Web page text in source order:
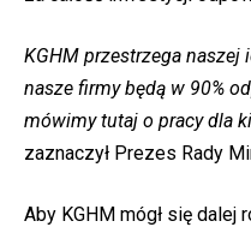
KGHM przestrzega naszej
nasze firmy będą w 90%
mówimy tutaj o pracy dla
zaznaczył Prezes Rady
Aby KGHM mógł się dalej